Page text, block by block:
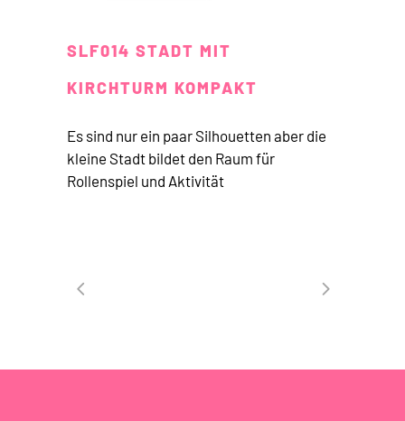
SLF014 STADT MIT
KIRCHTURM KOMPAKT
Es sind nur ein paar Silhouetten aber die
kleine Stadt bildet den Raum für
Rollenspiel und Aktivität